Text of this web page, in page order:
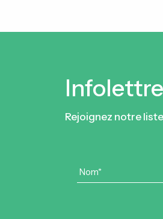
Infolettre
Rejoignez notre